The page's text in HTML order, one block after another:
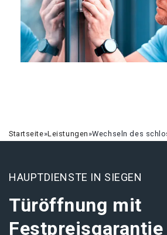
Startseite»Leistungen»Wechseln des
HAUPTDIENSTE IN SIEGEN
Türöffnung mit
Festpreisgarantie